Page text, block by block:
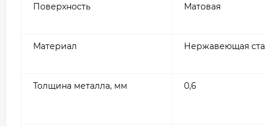
Поверхность Матовая
Материал Нержавеющая
Толщина металла, мм 0,6